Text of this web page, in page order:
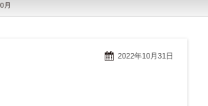
月
2022年10月31日